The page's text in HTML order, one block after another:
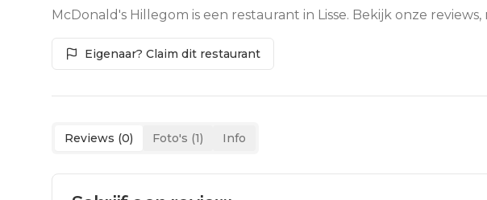
McDonald's Hillegom is een restaurant in Lisse. Bekijk onze
Eigenaar? Claim dit restaurant
Reviews (0) Foto's (1) Info